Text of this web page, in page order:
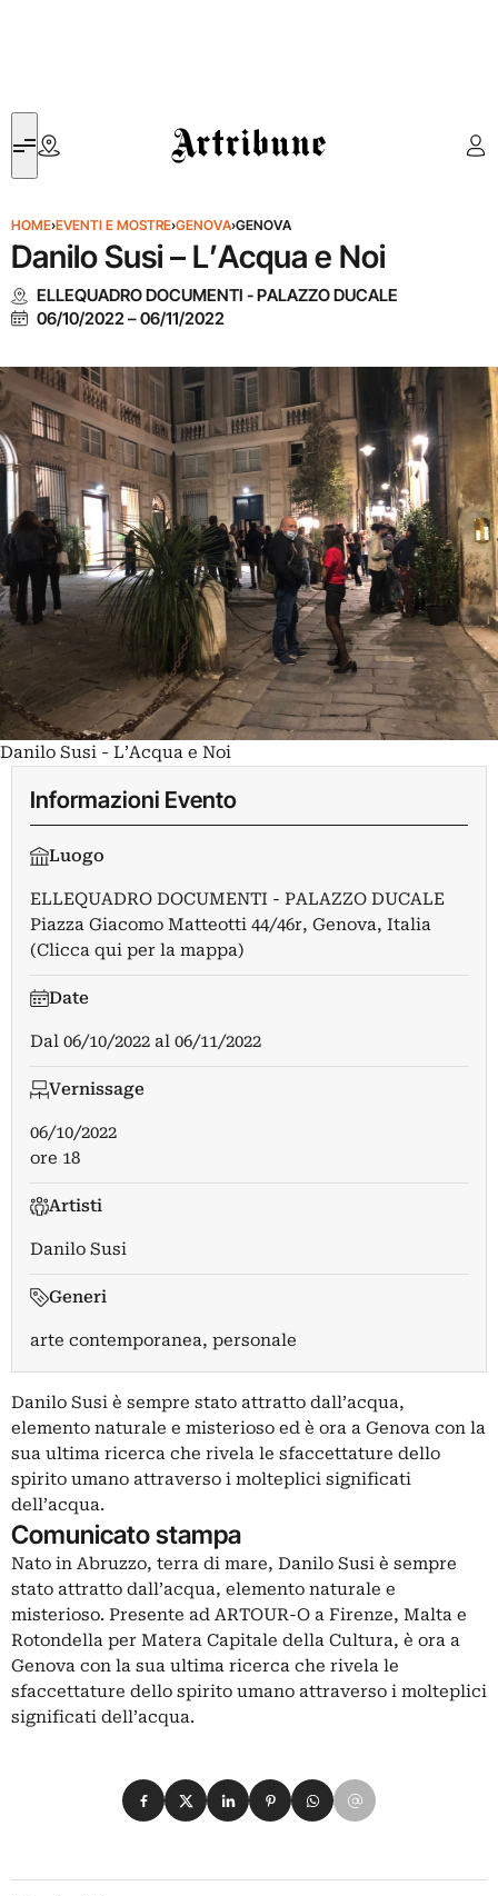
Artribune
HOME›EVENTI E MOSTRE›GENOVA›GENOVA
Danilo Susi – L’Acqua e Noi
ELLEQUADRO DOCUMENTI - PALAZZO DUCALE
06/10/2022–06/11/2022
Danilo Susi - L’Acqua e Noi
Informazioni Evento
Luogo
ELLEQUADRO DOCUMENTI - PALAZZO DUCALE
Piazza Giacomo Matteotti 44/46r, Genova, Italia
(Clicca qui per la mappa)
Date
Dal 06/10/2022 al 06/11/2022
Vernissage
06/10/2022
ore 18
Artisti
Danilo Susi
Generi
arte contemporanea, personale
Danilo Susi è sempre stato attratto dall’acqua,
elemento naturale e misterioso ed è ora a Genova con la
sua ultima ricerca che rivela le sfaccettature dello
spirito umano attraverso i molteplici significati
dell’acqua.
Comunicato stampa
Nato in Abruzzo, terra di mare, Danilo Susi è sempre
stato attratto dall’acqua, elemento naturale e
misterioso. Presente ad ARTOUR-O a Firenze, Malta e
Rotondella per Matera Capitale della Cultura, è ora a
Genova con la sua ultima ricerca che rivela le
sfaccettature dello spirito umano attraverso i molteplici
significati dell’acqua.
Condividi su Facebook
Condividi su X
Condividi su LinkedIn
Condividi su Pinterest
Condividi su WhatsApp
Condividi su Email